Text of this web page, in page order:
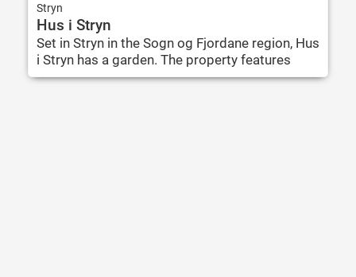
Stryn
Hus i Stryn
Set in Stryn in the Sogn og Fjordane region, Hus
i Stryn has a garden. The property features